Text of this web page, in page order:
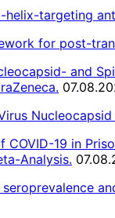
targeting
for post-
and
19 in
Analysis.